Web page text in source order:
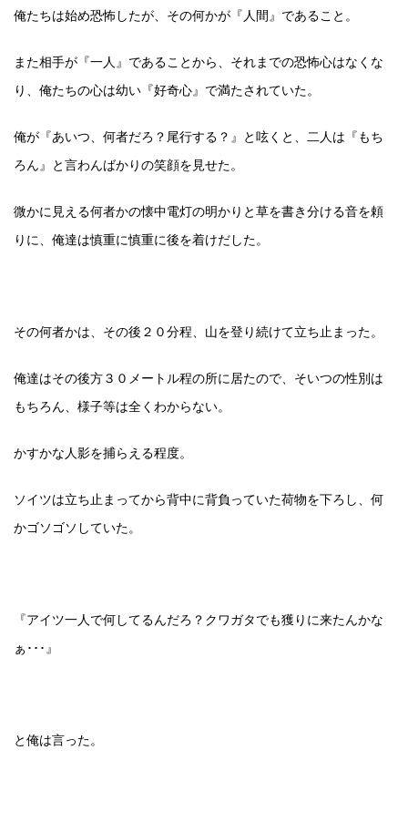
俺たちは始め恐怖したが、その何かが『人間』であること。
また相手が『一人』であることから、それまでの恐怖心はなくな
り、俺たちの心は幼い『好奇心』で満たされていた。
俺が『あいつ、何者だろ？尾行する？』と呟くと、二人は『もち
ろん』と言わんばかりの笑顔を見せた。
微かに見える何者かの懐中電灯の明かりと草を書き分ける音を頼
りに、俺達は慎重に慎重に後を着けだした。
その何者かは、その後２０分程、山を登り続けて立ち止まった。
俺達はその後方３０メートル程の所に居たので、そいつの性別は
もちろん、様子等は全くわからない。
かすかな人影を捕らえる程度。
ソイツは立ち止まってから背中に背負っていた荷物を下ろし、何
かゴソゴソしていた。
『アイツ一人で何してるんだろ？クワガタでも獲りに来たんかな
ぁ･･･』
と俺は言った。